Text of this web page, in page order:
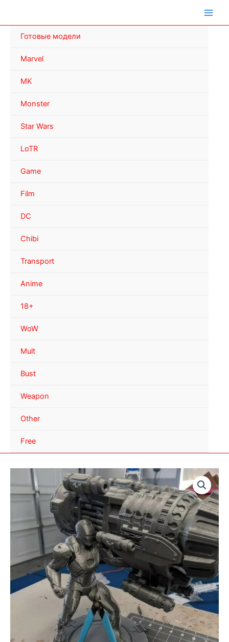
Готовые модели
Marvel
MK
Monster
Star Wars
LoTR
Game
Film
DC
Chibi
Transport
Anime
18+
WoW
Mult
Bust
Weapon
Other
Free